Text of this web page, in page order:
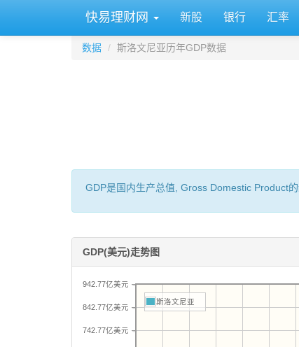
快易理财网 新股 银行 汇率
数据 斯洛文尼亚历年GDP数据
GDP是国内生产总值, Gross Domestic Product
GDP(美元)走势图
742.77亿美元
842.77亿美元
942.77亿美元
斯洛文尼亚